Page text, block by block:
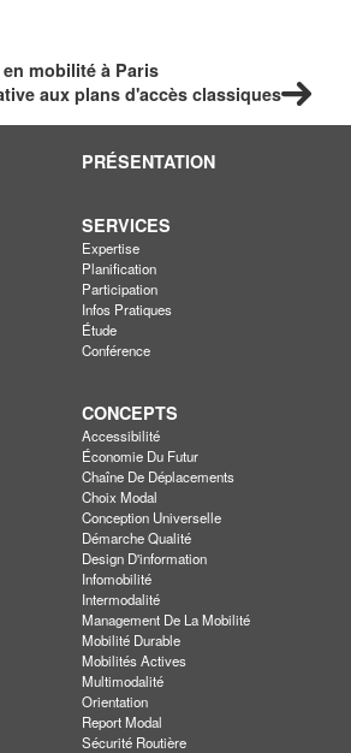
mobilité à Paris
aux plans d'accès classiques
PRÉSENTATION
SERVICES
Expertise
Planification
Participation
Infos Pratiques
Étude
Conférence
CONCEPTS
Accessibilité
Économie Du Futur
Chaîne De Déplacements
Choix Modal
Conception Universelle
Démarche Qualité
Design D'information
Infomobilité
Intermodalité
Management De La Mobilité
Mobilité Durable
Mobilités Actives
Multimodalité
Orientation
Report Modal
Sécurité Routière